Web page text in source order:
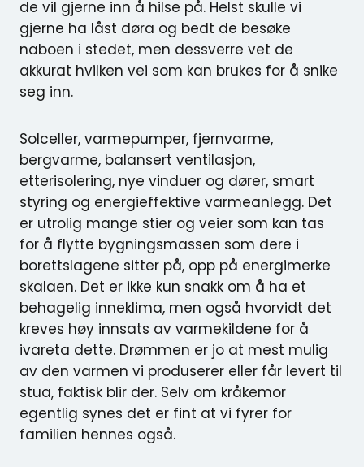
de vil gjerne inn å hilse på. Helst skulle vi
gjerne ha låst døra og bedt de besøke
naboen i stedet, men dessverre vet de
akkurat hvilken vei som kan brukes for å snike
seg inn.
Solceller, varmepumper, fjernvarme,
bergvarme, balansert ventilasjon,
etterisolering, nye vinduer og dører, smart
styring og energieffektive varmeanlegg. Det
er utrolig mange stier og veier som kan tas
for å flytte bygningsmassen som dere i
borettslagene sitter på, opp på energimerke
skalaen. Det er ikke kun snakk om å ha et
behagelig inneklima, men også hvorvidt det
kreves høy innsats av varmekildene for å
ivareta dette. Drømmen er jo at mest mulig
av den varmen vi produserer eller får levert til
stua, faktisk blir der. Selv om kråkemor
egentlig synes det er fint at vi fyrer for
familien hennes også.